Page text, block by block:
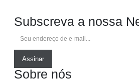
Subscreva a nossa
Assinar
Sobre nós